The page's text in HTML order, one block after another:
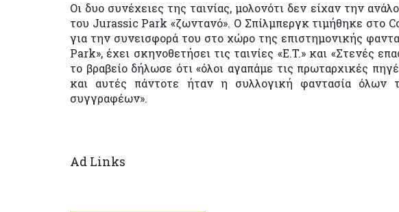
Οι δυο συνέχειες της ταινίας, μολονότι δεν είχαν την
του Jurassic Park «ζωντανό». Ο Σπίλμπεργκ τιμήθηκε στο
για την συνεισφορά του στο χώρο της επιστημονικής
Park», έχει σκηνοθετήσει τις ταινίες «E.T.» και «Στενές
το βραβείο δήλωσε ότι «όλοι αγαπάμε τις πρωταρχικές
και αυτές πάντοτε ήταν η συλλογική φαντασία όλων
συγγραφέων».
Ad Links